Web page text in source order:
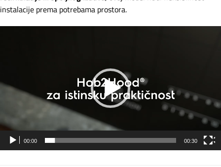
instalacije prema potrebama prostora.
00:00 00:30